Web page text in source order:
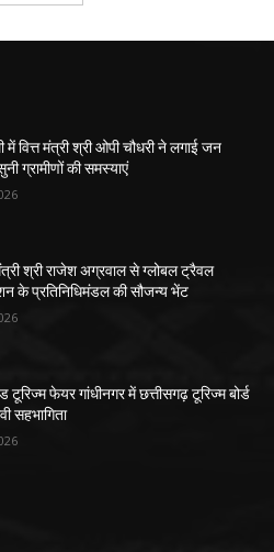
में वित्त मंत्री श्री ओपी चौधरी ने लगाई जन
ग्रामीणों की समस्याएं
श्री राजेश अग्रवाल से ग्लोबल ट्रैवल
के प्रतिनिधिमंडल की सौजन्य भेंट
टूरिज्म फेयर गांधीनगर में छत्तीसगढ़ टूरिज्म बोर्ड
सहभागिता